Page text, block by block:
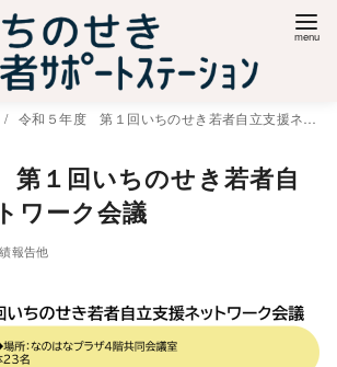
令和５年度 第１回いちのせき若者自立支援ネットワーク会議
１回いちのせき若者自
ワーク会議
報告他